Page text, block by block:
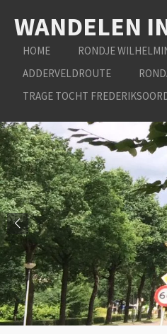
direct
naar
hoofdinhoud
WANDELEN
HOME RONDJE
ADDERVELDROUTE
TRAGE TOCHT